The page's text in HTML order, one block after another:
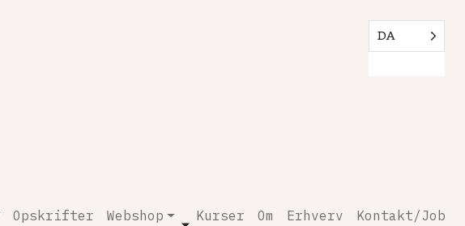
Opskrifter Webshop Kurser
Om
Erhverv Kontakt/Job
DA